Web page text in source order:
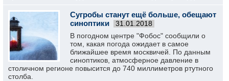
Сугробы станут ещё больше, обещают
синоптики
31.01.2018
В погодном центре "Фобос" сообщили о
том, какая погода ожидает в самое
ближайшее время москвичей. По данным
синоптиков, атмосферное давление в
столичном регионе повысится до 740 миллиметров ртутного
столба.